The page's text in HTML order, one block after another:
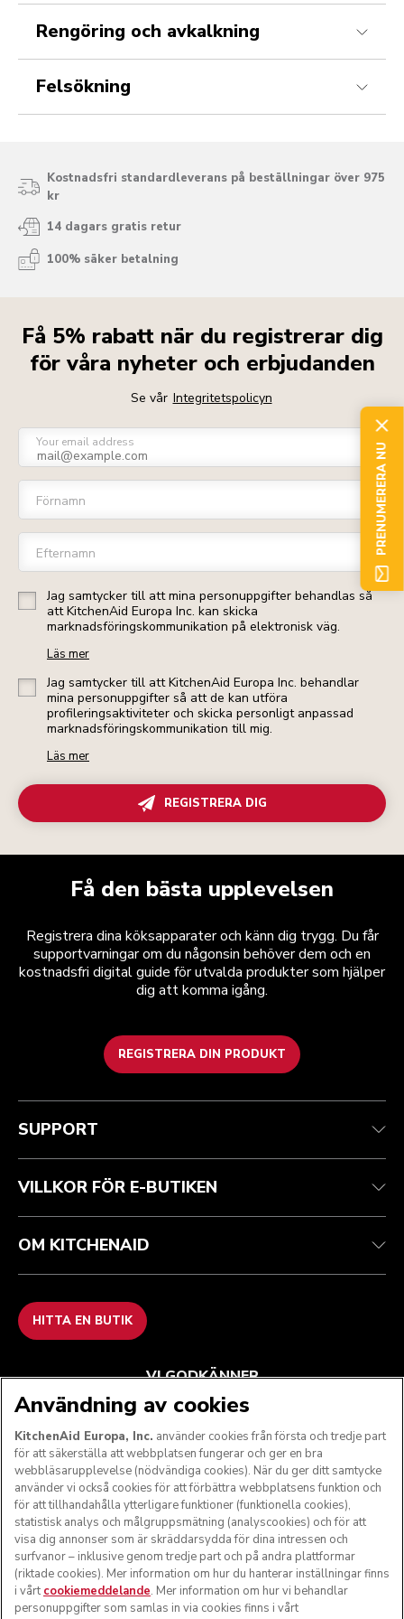
Rengöring och avkalkning
Felsökning
Kostnadsfri standardleverans på beställningar över 975
kr
14 dagars gratis retur
100% säker betalning
Få 5% rabatt när du registrerar dig
för våra nyheter och erbjudanden
Se vår Integritetspolicyn
Your email address
Förnamn
Efternamn
Jag samtycker till att mina personuppgifter behandlas så
att KitchenAid Europa Inc. kan skicka
marknadsföringskommunikation på elektronisk väg.
Läs mer
Jag samtycker till att KitchenAid Europa Inc. behandlar
mina personuppgifter så att de kan utföra
profileringsaktiviteter och skicka personligt anpassad
marknadsföringskommunikation till mig.
Läs mer
REGISTRERA DIG
Få den bästa upplevelsen
Registrera dina köksapparater och känn dig trygg. Du får
supportvarningar om du någonsin behöver dem och en
kostnadsfri digital guide för utvalda produkter som hjälper
dig att komma igång.
REGISTRERA DIN PRODUKT
Health Check
Spåra din beställning
Garanti och dokument
Vanliga frågor
Regler och villkor
Returer och återbetalningar
Imprint
ODR
Varumärket
Hitta en butik
SUPPORT
VILLKOR FÖR E-BUTIKEN
OM KITCHENAID
HITTA EN BUTIK
VI GODKÄNNER
FÖLJ OSS
PRENUMERERA NU
Användning av cookies
KitchenAid Europa, Inc. använder cookies från första och tredje part
för att säkerställa att webbplatsen fungerar och ger en bra
webbläsarupplevelse (nödvändiga cookies). När du ger ditt samtycke
använder vi också cookies för att förbättra webbplatsens funktion och
för att tillhandahålla ytterligare funktioner (funktionella cookies),
statistisk analys och målgruppsmätning (analyscookies) och för att
visa dig annonser som är skräddarsydda för dina intressen och
surfvanor – inklusive genom tredje part och på andra plattformar
(riktade cookies). Mer information om hur du hanterar inställningar finns
i vårt cookiemeddelande. Mer information om hur vi behandlar
personuppgifter som samlas in via cookies finns i vårt